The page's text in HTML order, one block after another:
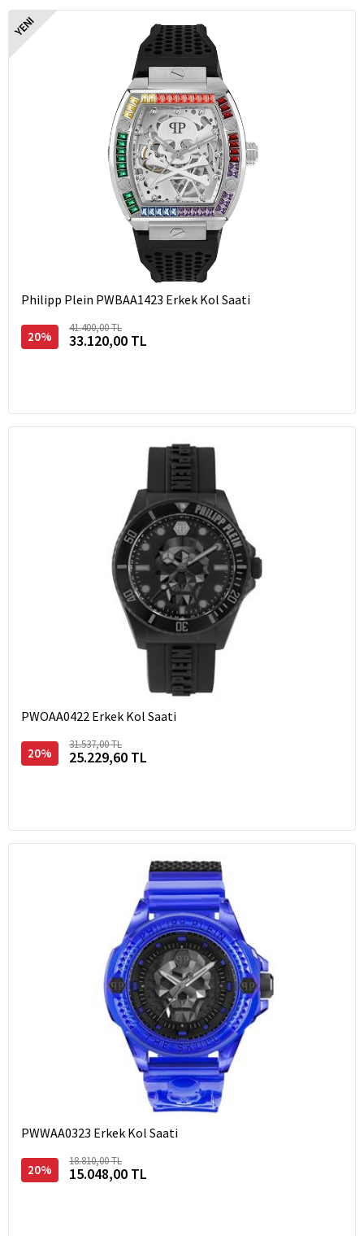
YENI
Philipp Plein PWBAA1423 Erkek Kol Saati
20%
41.400,00 TL
33.120,00 TL
PWOAA0422 Erkek Kol Saati
20%
31.537,00 TL
25.229,60 TL
PWWAA0323 Erkek Kol Saati
20%
18.810,00 TL
15.048,00 TL